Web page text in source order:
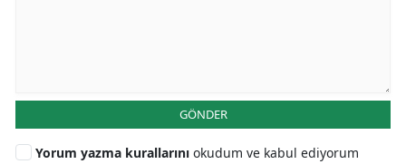
GÖNDER
Yorum yazma kurallarını okudum ve kabul ediyorum